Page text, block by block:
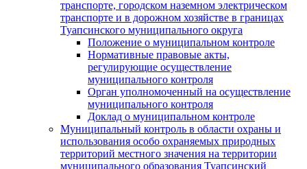
транспорте, городском наземном электрическом
транспорте и в дорожном хозяйстве в границах
Туапсинского муниципального округа
Положение о муниципальном контроле
Нормативные правовые акты,
регулирующие осуществление
муниципального контроля
Орган уполномоченный на осуществление
муниципального контроля
Доклад о муниципальном контроле
Муниципальный контроль в области охраны и
использования особо охраняемых природных
территорий местного значения на территории
муниципального образования Туапсинский